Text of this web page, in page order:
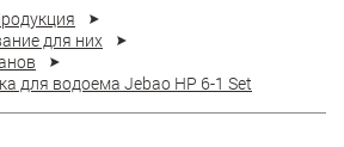
для них
для водоема Jebao HP 6-1 Set